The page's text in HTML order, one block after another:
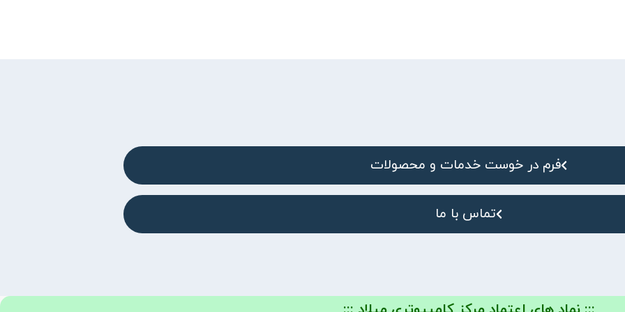
فرم در خوست خدمات و محصولات
تماس با ما